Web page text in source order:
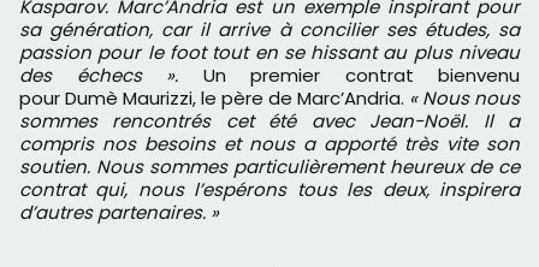
Kasparov. Marc’Andria est un exemple inspirant pour
sa génération, car il arrive à concilier ses études, sa
passion pour le foot tout en se hissant au plus niveau
des échecs ». Un premier contrat bienvenu
pour Dumè Maurizzi, le père de Marc’Andria. « Nous nous
sommes rencontrés cet été avec Jean-Noël. Il a
compris nos besoins et nous a apporté très vite son
soutien. Nous sommes particulièrement heureux de ce
contrat qui, nous l’espérons tous les deux, inspirera
d’autres partenaires. »